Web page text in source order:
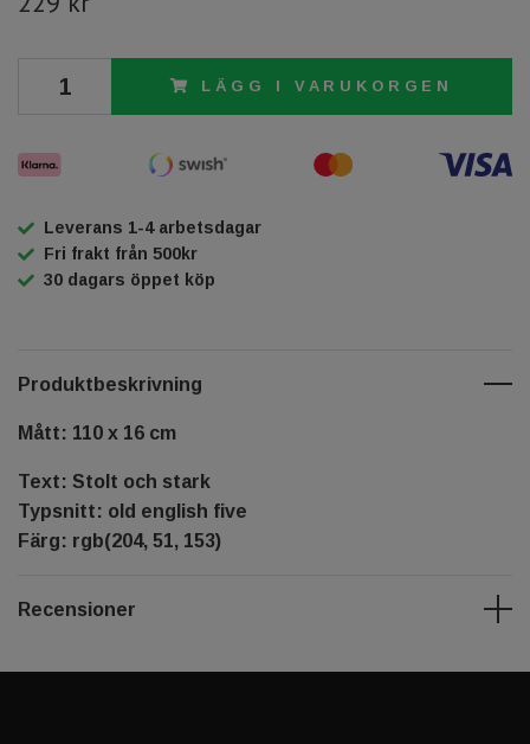
LÄGG I VARUKORGEN
Leverans 1-4 arbetsdagar
Fri frakt från 500kr
30 dagars öppet köp
Produktbeskrivning
Mått: 110 x 16 cm
Text: Stolt och stark
Typsnitt: old english five
Färg: rgb(204, 51, 153)
Recensioner